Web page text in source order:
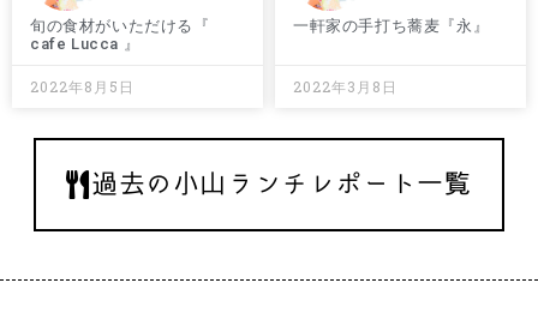
旬の食材がいただける『
cafe Lucca 』
2022年8月5日
一軒家の手打ち蕎麦『永』
2022年3月8日
過去の小山ランチレポート一覧